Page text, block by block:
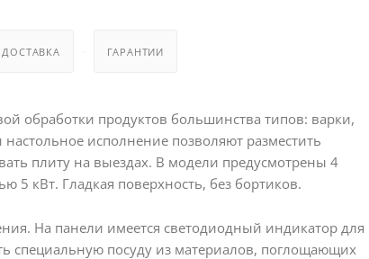
ДОСТАВКА ГАРАНТИИ
обработки продуктов большинства типов: варки,
исполнение позволяют разместить
плиту на выездах. В модели предусмотрены 4
кВт. Гладкая поверхность, без бортиков.
На панели имеется светодиодный индикатор для
специальную посуду из материалов, поглощающих